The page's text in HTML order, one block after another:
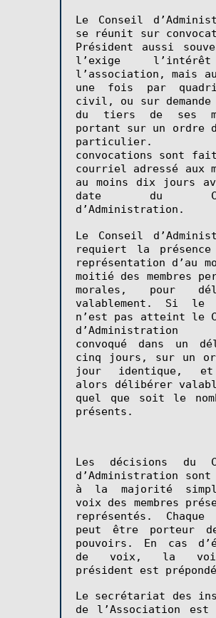
Le Conseil
se réunit sur
Président aussi
l’exige
l’association, mais
une fois par
civil, ou sur
du tiers de ses
portant sur un ordre
particulier.
convocations sont
courriel adressé aux
au moins dix jours
date du
d’Administration.
Le Conseil
requiert la
représentation d’au
moitié des membres
morales, pour
valablement. Si le
n’est pas atteint le
convoqué dans un
cinq jours, sur un
jour identique,
alors délibérer
quel que soit le
présents.
Les décisions du
d’Administration
à la majorité
voix des membres
représentés. Chaque
peut être porteur
pouvoirs. En cas
de voix, la
président est
Le secrétariat des
de l’Association est